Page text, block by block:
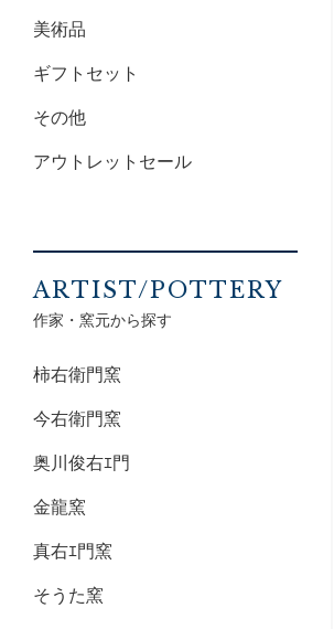
美術品
ギフトセット
その他
アウトレットセール
ARTIST/POTTERY
作家・窯元から探す
柿右衛門窯
今右衛門窯
奥川俊右ｴ門
金龍窯
真右ｴ門窯
そうた窯